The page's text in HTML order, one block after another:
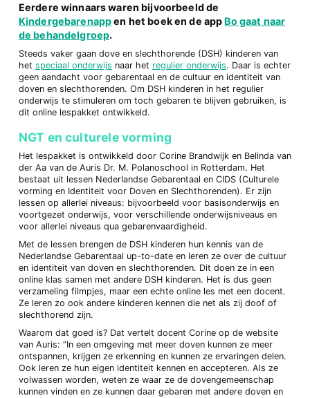
Eerdere winnaars waren bijvoorbeeld de
Kindergebarenappen het boek en de appBo gaat naar
de behandelgroep.
Steeds vaker gaan dove en slechthorende (DSH) kinderen van
het speciaal onderwijs naar het regulier onderwijs. Daar is echter
geen aandacht voor gebarentaal en de cultuur en identiteit van
doven en slechthorenden. Om DSH kinderen in het regulier
onderwijs te stimuleren om toch gebaren te blijven gebruiken, is
dit online lespakket ontwikkeld.
NGT en culturele vorming
Het lespakket is ontwikkeld door Corine Brandwijk en Belinda van
der Aa van de Auris Dr. M. Polanoschool in Rotterdam. Het
bestaat uit lessen Nederlandse Gebarentaal en CIDS (Culturele
vorming en Identiteit voor Doven en Slechthorenden). Er zijn
lessen op allerlei niveaus: bijvoorbeeld voor basisonderwijs en
voortgezet onderwijs, voor verschillende onderwijsniveaus en
voor allerlei niveaus qua gebarenvaardigheid.
Met de lessen brengen de DSH kinderen hun kennis van de
Nederlandse Gebarentaal up-to-date en leren ze over de cultuur
en identiteit van doven en slechthorenden. Dit doen ze in een
online klas samen met andere DSH kinderen. Het is dus geen
verzameling filmpjes, maar een echte online les met een docent.
Ze leren zo ook andere kinderen kennen die net als zij doof of
slechthorend zijn.
Waarom dat goed is? Dat vertelt docent Corine op de website
van Auris: “In een omgeving met meer doven kunnen ze meer
ontspannen, krijgen ze erkenning en kunnen ze ervaringen delen.
Ook leren ze hun eigen identiteit kennen en accepteren. Als ze
volwassen worden, weten ze waar ze de dovengemeenschap
kunnen vinden en ze kunnen daar gebaren met andere doven en